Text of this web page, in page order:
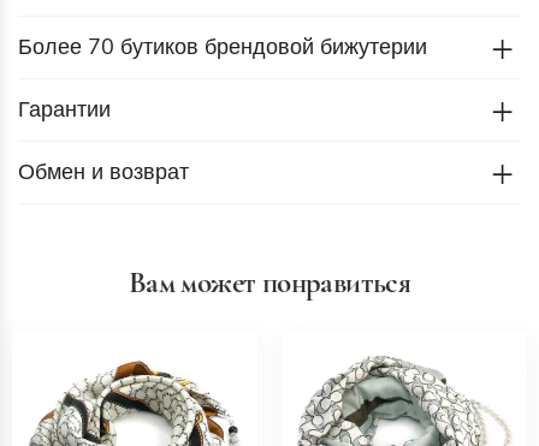
Более 70 бутиков брендовой бижутерии
Гарантии
Обмен и возврат
Вам может понравиться